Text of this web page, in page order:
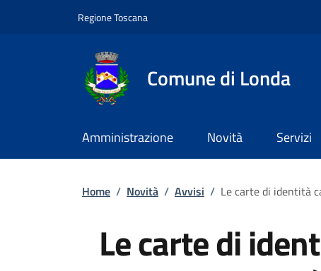
Regione ToscanaSlim top
Comune di Londa
Amministrazione Novità Servizi
Briciole di pane
Home / Novità / Avvisi / Le carte di identità
Le carte di